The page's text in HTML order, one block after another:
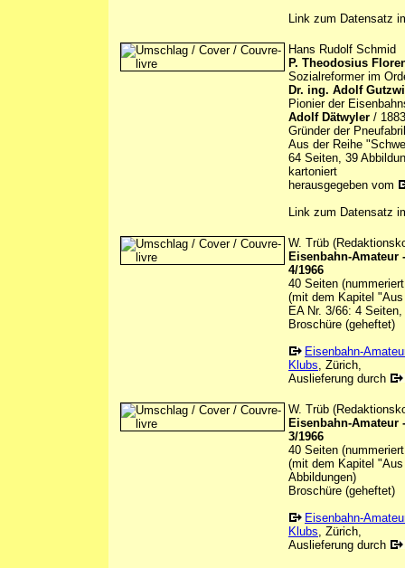
Link zum Datensatz
Hans Rudolf Schmid
P. Theodosius
Sozialreformer im
Dr. ing. Adolf
Pionier der
Adolf Dätwyler /
Gründer der
Aus der Reihe
64 Seiten, 39
kartoniert
herausgegeben vom
Link zum Datensatz
W. Trüb
Eisenbahn-
4/1966
40 Seiten
(mit dem Kapitel
EA Nr. 3/66: 4
Broschüre (geheftet)
Eisenbahn-
Klubs, Zürich,
Auslieferung durch
W. Trüb
Eisenbahn-
3/1966
40 Seiten
(mit dem Kapitel
Abbildungen)
Broschüre (geheftet)
Eisenbahn-
Klubs, Zürich,
Auslieferung durch